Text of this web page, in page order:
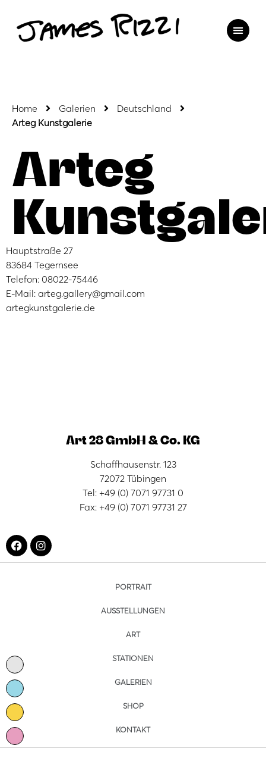
Home Galerien
Deutschland
Arteg Kunstgalerie
Arteg
Hauptstraße 27
83684 Tegernsee
Telefon: 08022-75446
E-Mail: arteg.gallery@gmail.com
artegkunstgalerie.de
Art 28 GmbH & Co. KG
Schaffhausenstr. 123
72072 Tübingen
Tel: +49 (0) 7071 97731 0
Fax: +49 (0) 7071 97731 27
PORTRAIT
AUSSTELLUNGEN
ART
STATIONEN
GALERIEN
SHOP
KONTAKT